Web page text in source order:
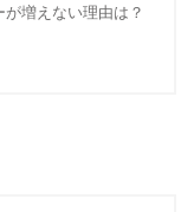
が増えない理由は？